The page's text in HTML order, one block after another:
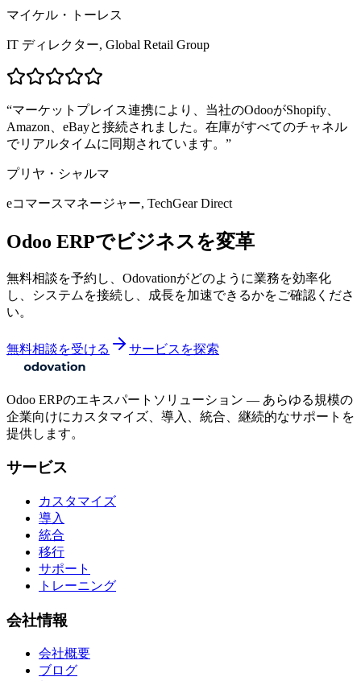
マイケル・トーレス
IT ディレクター, Global Retail Group
“マーケットプレイス連携により、当社のOdooがShopify、
Amazon、eBayと接続されました。在庫がすべてのチャネル
でリアルタイムに同期されています。 ”
プリヤ・シャルマ
eコマースマネージャー, TechGear Direct
Odoo ERPでビジネスを変革
無料相談を予約し、Odovationがどのように業務を効率化
し、システムを接続し、成長を加速できるかをご確認くださ
い。
無料相談を受ける サービスを探索
Odoo ERPのエキスパートソリューション — あらゆる規模の
企業向けにカスタマイズ、導入、統合、継続的なサポートを
提供します。
サービス
カスタマイズ
導入
統合
移行
サポート
トレーニング
会社情報
会社概要
ブログ